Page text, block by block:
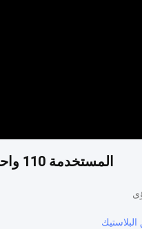
المستخدمة 110 واحد خرطوم Ps Pp البلاستيكية المنسحجة